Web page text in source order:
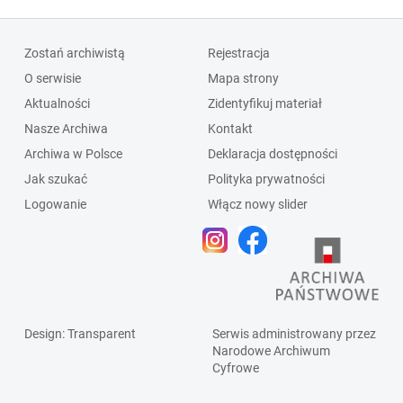
Zostań archiwistą
O serwisie
Aktualności
Nasze Archiwa
Archiwa w Polsce
Jak szukać
Logowanie
Rejestracja
Mapa strony
Zidentyfikuj materiał
Kontakt
Deklaracja dostępności
Polityka prywatności
Włącz nowy slider
Design: Transparent
Serwis administrowany przez
Narodowe Archiwum
Cyfrowe